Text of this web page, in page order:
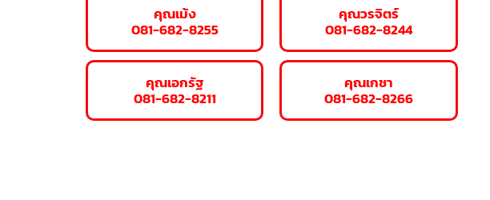
คุณเม้ง
081-682-8255
คุณเอกรัฐ
081-682-8211
คุณวรจิตร์
081-682-8244
คุณเกชา
081-682-8266